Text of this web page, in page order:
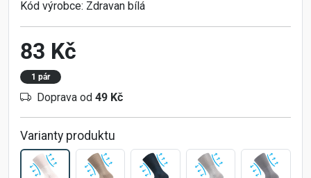
Kód výrobce: Zdravan bílá
83 Kč
1 pár
Doprava od 49 Kč
Varianty produktu